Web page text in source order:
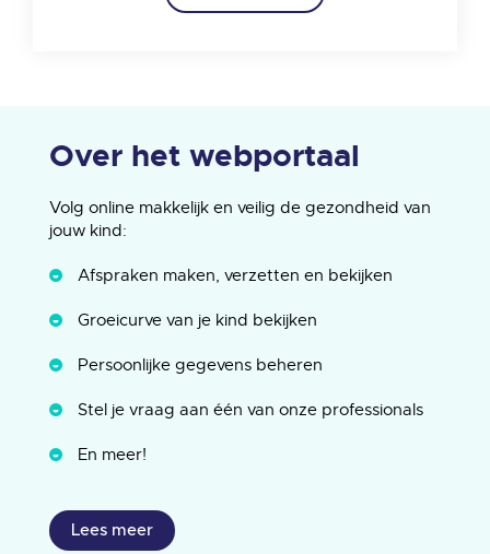
Over het webportaal
Volg online makkelijk en veilig de gezondheid van
jouw kind:
Afspraken maken, verzetten en bekijken
Groeicurve van je kind bekijken
Persoonlijke gegevens beheren
Stel je vraag aan één van onze professionals
En meer!
Lees meer